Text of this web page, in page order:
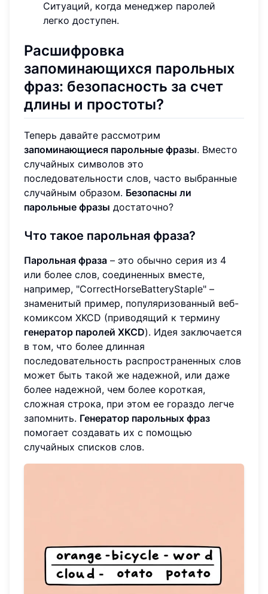
Ситуаций, когда менеджер паролей
легко доступен.
Расшифровка
запоминающихся парольных
фраз: безопасность за счет
длины и простоты?
Теперь давайте рассмотрим
запоминающиеся парольные фразы. Вместо
случайных символов это
последовательности слов, часто выбранные
случайным образом. Безопасны ли
парольные фразы достаточно?
Что такое парольная фраза?
Парольная фраза – это обычно серия из 4
или более слов, соединенных вместе,
например, "CorrectHorseBatteryStaple" –
знаменитый пример, популяризованный веб-
комиксом XKCD (приводящий к термину
генератор паролей XKCD). Идея заключается
в том, что более длинная
последовательность распространенных слов
может быть такой же надежной, или даже
более надежной, чем более короткая,
сложная строка, при этом ее гораздо легче
запомнить. Генератор парольных фраз
помогает создавать их с помощью
случайных списков слов.